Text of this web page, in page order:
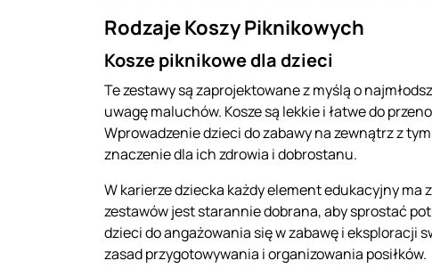
Rodzaje Koszy Piknikowych
Kosze piknikowe dla dzieci
Te zestawy są zaprojektowane z myślą o
uwagę maluchów. Kosze są lekkie i łatwe do
Wprowadzenie dzieci do zabawy na zewnątrz z
znaczenie dla ich zdrowia i dobrostanu.
W karierze dziecka każdy element edukacyjny
zestawów jest starannie dobrana, aby sprostać
dzieci do angażowania się w zabawę i eksploracji
zasad przygotowywania i organizowania posiłków.